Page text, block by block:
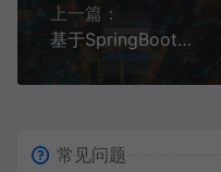
上一篇：
基于SpringBoot+MySQL+Vue的美容院管理系统(附论文)
常见问题